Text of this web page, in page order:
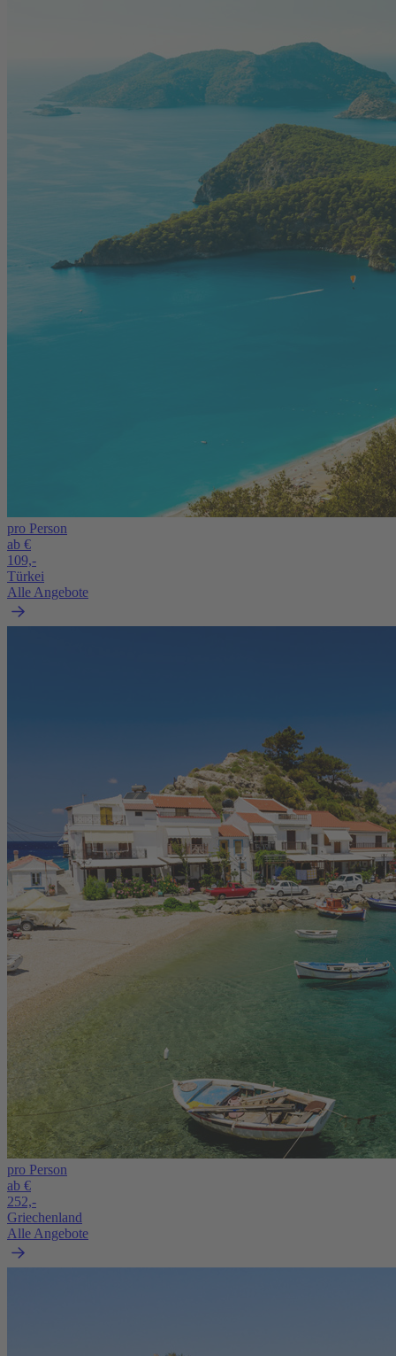
pro Person
ab €
109,-
Türkei
Alle Angebote
pro Person
ab €
252,-
Griechenland
Alle Angebote